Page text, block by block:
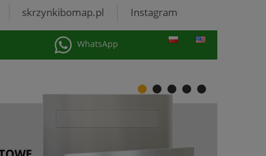
skrzynkibomap.pl Instagram
WhatsApp